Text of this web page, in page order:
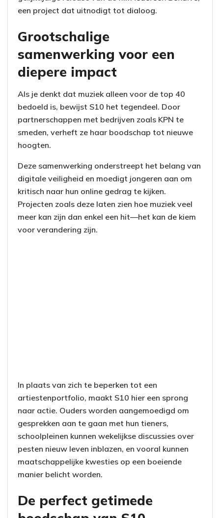
een project dat uitnodigt tot dialoog.
Grootschalige
samenwerking voor een
diepere impact
Als je denkt dat muziek alleen voor de top 40
bedoeld is, bewijst S10 het tegendeel. Door
partnerschappen met bedrijven zoals KPN te
smeden, verheft ze haar boodschap tot nieuwe
hoogten.
Deze samenwerking onderstreept het belang van
digitale veiligheid en moedigt jongeren aan om
kritisch naar hun online gedrag te kijken.
Projecten zoals deze laten zien hoe muziek veel
meer kan zijn dan enkel een hit—het kan de kiem
voor verandering zijn.
In plaats van zich te beperken tot een
artiestenportfolio, maakt S10 hier een sprong
naar actie. Ouders worden aangemoedigd om
gesprekken aan te gaan met hun tieners,
schoolpleinen kunnen wekelijkse discussies over
pesten nieuw leven inblazen, en vooral kunnen
maatschappelijke kwesties op een boeiende
manier belicht worden.
De perfect getimede